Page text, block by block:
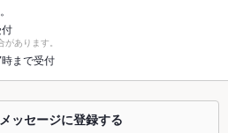
シャレなインテリアが魅力のhotelS.H.Sの
ます。別途料金がかかります。
あります。
まで受付
ッセージに登録する